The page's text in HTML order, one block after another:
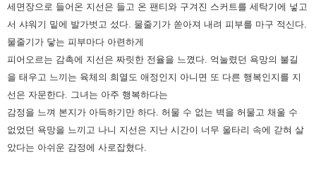
세면장으로 들어온 지선은 들고 온 팬티와 구겨진 스커트를 세탁기에 넣고
서 샤워기 밑에 발가벗고 섰다. 물줄기가 쏟아져 내려 피부를 마구 적신다.
물줄기가 닿는 피부마다 아련하게
피어오르는 감촉에 지선은 짜릿한 전율을 느꼈다. 억눌렸던 욕망의 불길
을 태우고 느끼는 육체의 희열도 애정인지 아니면 또 다른 행복인지를 지
선은 자문한다. 그녀는 아주 행복하다는
감정을 느껴 본지가 아득하기만 하다. 허물 수 없는 벽을 허물고 채울 수
없었던 욕망을 느끼고 나니 지선은 지난 시간이 너무 울타리 속에 갇혀 살
았다는 아쉬운 감정에 사로잡혔다.